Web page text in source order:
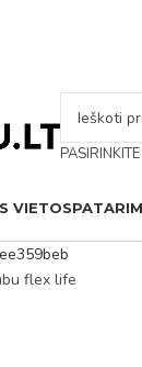
VIETOS